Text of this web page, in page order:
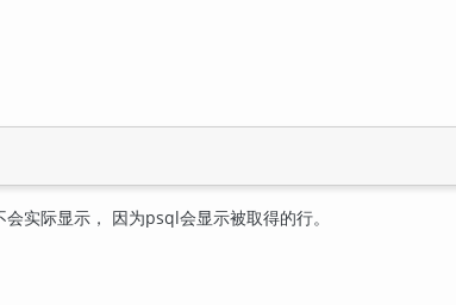
实际显示， 因为psql会显示被取得的行。